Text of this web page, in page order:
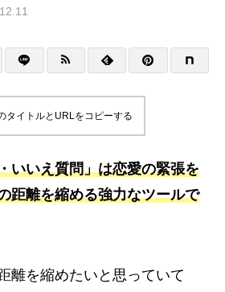
タイトルとURLをコピーする
いいえ質問」は恋愛の緊張を
距離を縮める強力なツールで
離を縮めたいと思っていて